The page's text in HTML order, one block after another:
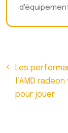
Les
l’AMD
pour jouer